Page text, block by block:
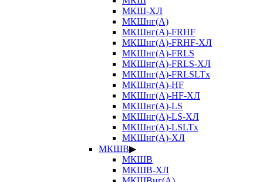
МКШ-ХЛ
МКШнг(А)
МКШнг(А)-FRHF
МКШнг(А)-FRHF-ХЛ
МКШнг(А)-FRLS
МКШнг(А)-FRLS-ХЛ
МКШнг(А)-FRLSLTx
МКШнг(А)-HF
МКШнг(А)-HF-ХЛ
МКШнг(А)-LS
МКШнг(А)-LS-ХЛ
МКШнг(А)-LSLTx
МКШнг(А)-ХЛ
МКШВ▶
МКШВ
МКШВ-ХЛ